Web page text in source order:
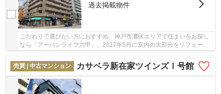
過去掲載物件
こだわりで選びたい方におすすめ。神戸市灘区エリアで住まいをお探し
なら「アーバンライフ六甲」。2017年5月に室内の大部分をリフォーム
売買 | 中古マンション
カサベラ新在家ツインズⅠ号館